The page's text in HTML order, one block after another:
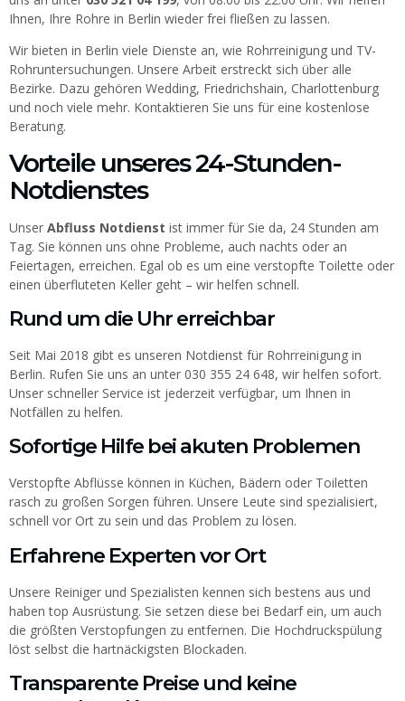
Ihnen, Ihre Rohre in Berlin wieder frei fließen zu lassen.
Wir bieten in Berlin viele Dienste an, wie Rohrreinigung und TV-
Rohruntersuchungen. Unsere Arbeit erstreckt sich über alle
Bezirke. Dazu gehören Wedding, Friedrichshain, Charlottenburg
und noch viele mehr. Kontaktieren Sie uns für eine kostenlose
Beratung.
Vorteile unseres 24-Stunden-
Notdienstes
Unser Abfluss Notdienst ist immer für Sie da, 24 Stunden am
Tag. Sie können uns ohne Probleme, auch nachts oder an
Feiertagen, erreichen. Egal ob es um eine verstopfte Toilette oder
einen überfluteten Keller geht – wir helfen schnell.
Rund um die Uhr erreichbar
Seit Mai 2018 gibt es unseren Notdienst für Rohrreinigung in
Berlin. Rufen Sie uns an unter 030 355 24 648, wir helfen sofort.
Unser schneller Service ist jederzeit verfügbar, um Ihnen in
Notfällen zu helfen.
Sofortige Hilfe bei akuten Problemen
Verstopfte Abflüsse können in Küchen, Bädern oder Toiletten
rasch zu großen Sorgen führen. Unsere Leute sind spezialisiert,
schnell vor Ort zu sein und das Problem zu lösen.
Erfahrene Experten vor Ort
Unsere Reiniger und Spezialisten kennen sich bestens aus und
haben top Ausrüstung. Sie setzen diese bei Bedarf ein, um auch
die größten Verstopfungen zu entfernen. Die Hochdruckspülung
löst selbst die hartnäckigsten Blockaden.
Transparente Preise und keine